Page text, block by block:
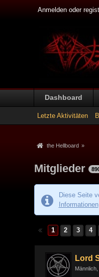
Anmelden oder
Dashboard
Letzte Aktivitäten
the Hellboard »
Mitglieder
Diese Seite
Informationen
1 2 3 4
Lord
Männlich